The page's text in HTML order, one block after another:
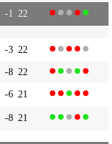
-1
22
-3 22
-8 22
-6 21
-8 21